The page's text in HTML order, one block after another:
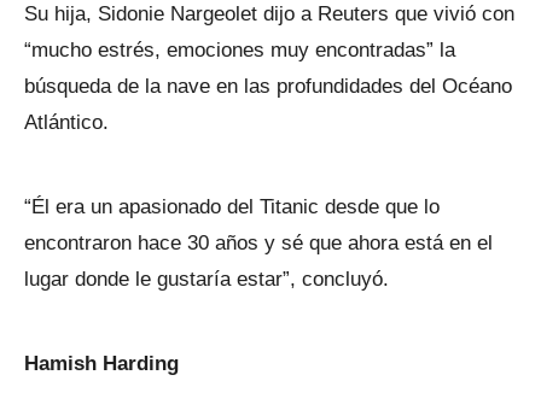
Su hija, Sidonie Nargeolet dijo a Reuters que vivió con
“mucho estrés, emociones muy encontradas” la
búsqueda de la nave en las profundidades del Océano
Atlántico.
“Él era un apasionado del Titanic desde que lo
encontraron hace 30 años y sé que ahora está en el
lugar donde le gustaría estar”, concluyó.
Hamish Harding